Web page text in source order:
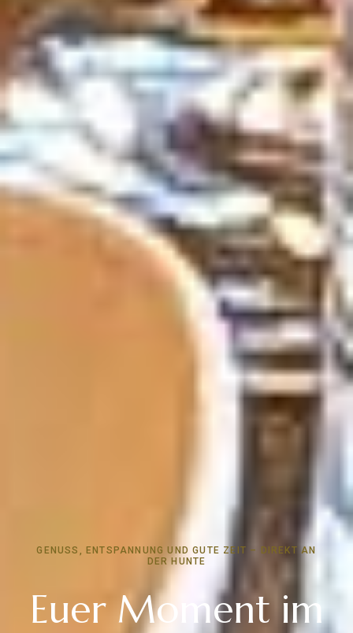
GENUSS, ENTSPANNUNG UND GUTE ZEIT – DIREKT AN
DER HUNTE
Euer Moment im